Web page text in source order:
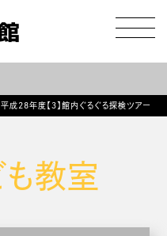
平成28年度【３】館内ぐるぐる探検ツアー